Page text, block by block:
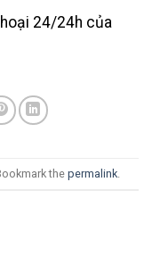
24/24h của
the permalink.